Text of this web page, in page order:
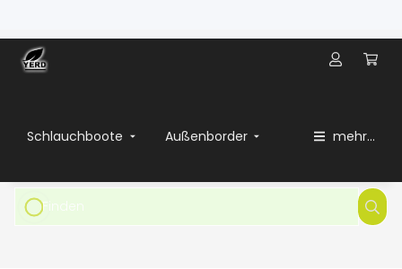
Schlauchboote Außenborder mehr...